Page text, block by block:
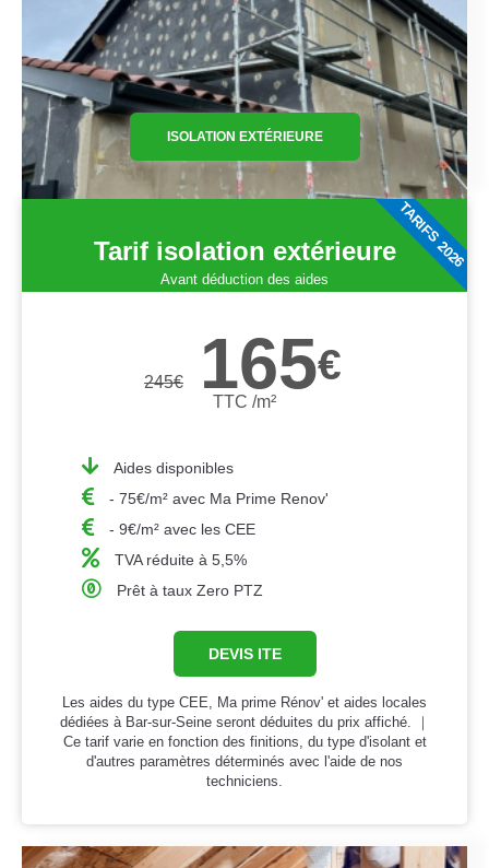
ISOLATION EXTÉRIEURE
Tarif isolation extérieure
Avant déduction des aides
245€ 165€
TTC /m²
Aides disponibles
- 75€/m² avec Ma Prime Renov'
- 9€/m² avec les CEE
TVA réduite à 5,5%
Prêt à taux Zero PTZ
DEVIS ITE
Les aides du type CEE, Ma prime Rénov' et aides locales
dédiées à Bar-sur-Seine seront déduites du prix affiché. ｜
Ce tarif varie en fonction des finitions, du type d'isolant et
d'autres paramètres déterminés avec l'aide de nos
techniciens.
TARIFS 2026